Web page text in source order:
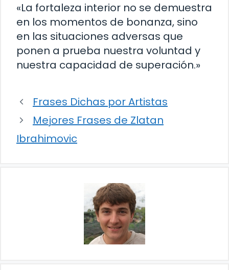
«La fortaleza interior no se demuestra
en los momentos de bonanza, sino
en las situaciones adversas que
ponen a prueba nuestra voluntad y
nuestra capacidad de superación.»
Frases Dichas por Artistas
Mejores Frases de Zlatan
Ibrahimovic